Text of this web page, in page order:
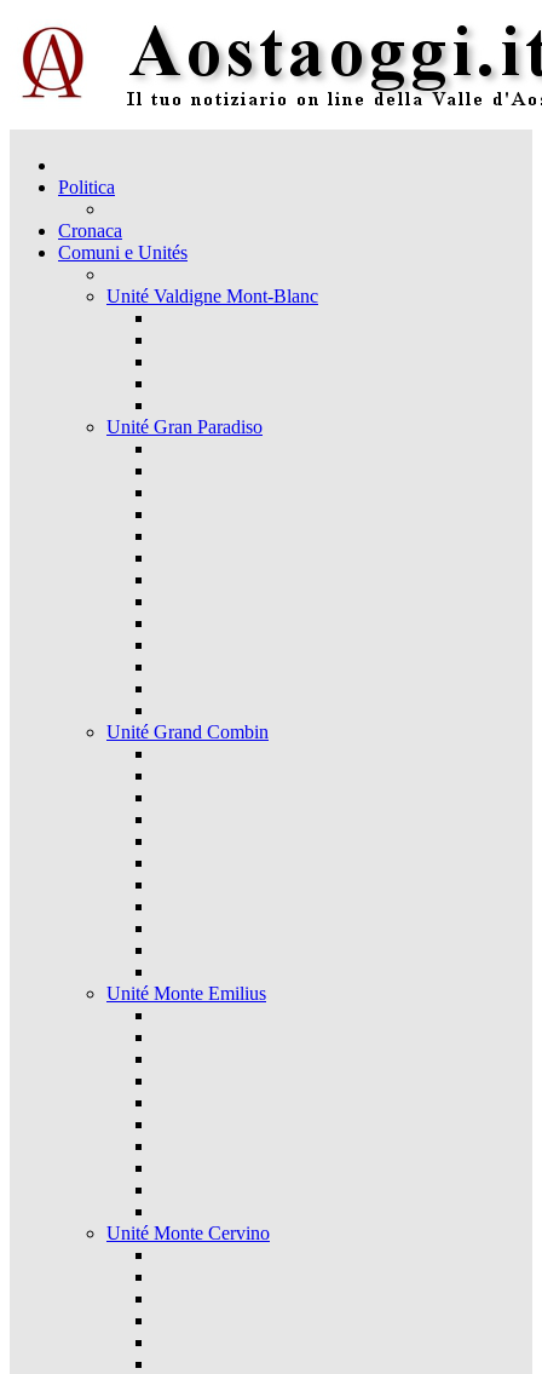
Politica
Cronaca
Comuni e Unités
Unité Valdigne Mont-Blanc
Unité Gran Paradiso
Unité Grand Combin
Unité Monte Emilius
Unité Monte Cervino